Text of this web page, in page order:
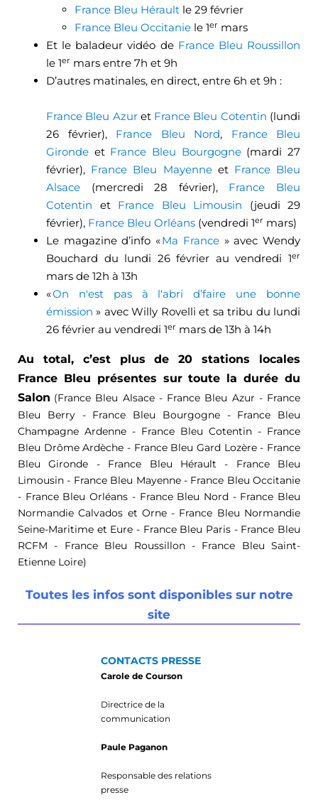
France Bleu Hérault le 29 février
France Bleu Occitanie le 1er mars
Et le baladeur vidéo de France Bleu Roussillon
le 1er mars entre 7h et 9h
D’autres matinales, en direct, entre 6h et 9h :
France Bleu Azuret France Bleu Cotentin (lundi
26 février), France Bleu Nord, France Bleu
Gironde et France Bleu Bourgogne(mardi 27
février), France Bleu Mayenneet France Bleu
Alsace (mercredi 28 février), France Bleu
Cotentin et France Bleu Limousin (jeudi 29
février), France Bleu Orléans (vendredi 1er mars)
Le magazine d’info «Ma France » avec Wendy
Bouchard du lundi 26 février au vendredi 1er
mars de 12h à 13h
«On n'est pas à l'abri d’faire une bonne
émission » avec Willy Rovelli et sa tribu du lundi
26 février au vendredi 1er mars de 13h à 14h
Au total, c’est plus de 20 stations locales
France Bleu présentes sur toute la durée du
Salon (France Bleu Alsace - France Bleu Azur - France
Bleu Berry - France Bleu Bourgogne - France Bleu
Champagne Ardenne - France Bleu Cotentin - France
Bleu Drôme Ardèche - France Bleu Gard Lozère - France
Bleu Gironde - France Bleu Hérault - France Bleu
Limousin - France Bleu Mayenne - France Bleu Occitanie
- France Bleu Orléans - France Bleu Nord - France Bleu
Normandie Calvados et Orne - France Bleu Normandie
Seine-Maritime et Eure - France Bleu Paris - France Bleu
RCFM - France Bleu Roussillon - France Bleu Saint-
Etienne Loire)
Toutes les infos sont disponibles sur notre
site
CONTACTS PRESSE
Carole de Courson
Directrice de la
communication
Paule Paganon
Responsable des relations
presse